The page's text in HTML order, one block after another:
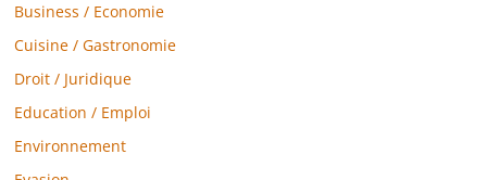
Business / Economie
Cuisine / Gastronomie
Droit / Juridique
Education / Emploi
Environnement